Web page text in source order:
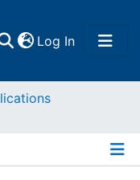
Log In(current)